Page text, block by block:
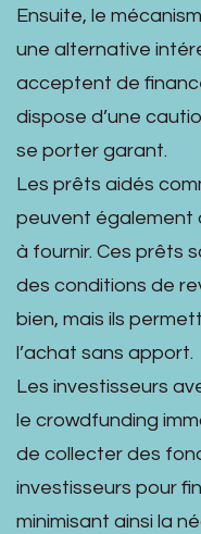
Ensuite, le
une alternative
acceptent de
dispose d’une
se porter garant.
Les prêts aidés
peuvent également
à fournir. Ces prêts
des conditions de
bien, mais ils
l’achat sans apport.
Les investisseurs
le crowdfunding
de collecter des
investisseurs pour
minimisant ainsi la